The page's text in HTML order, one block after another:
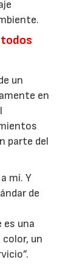
un
en
parte del
mí. Y
de
es una
un